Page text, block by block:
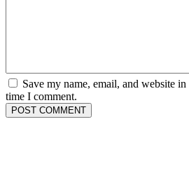
Save my name, email, and website
time I comment.